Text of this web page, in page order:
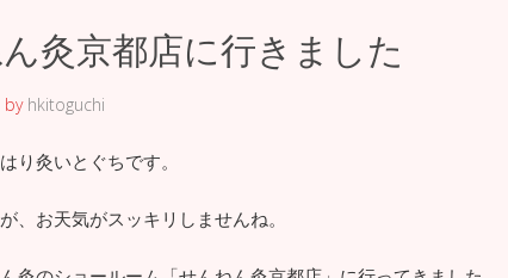
灸京都店に行きました
by hkitoguchi
り灸いとぐちです。
、お天気がスッキリしませんね。